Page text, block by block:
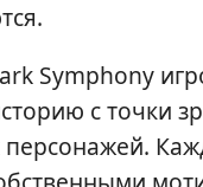
Symphony
с точки
персонажей.